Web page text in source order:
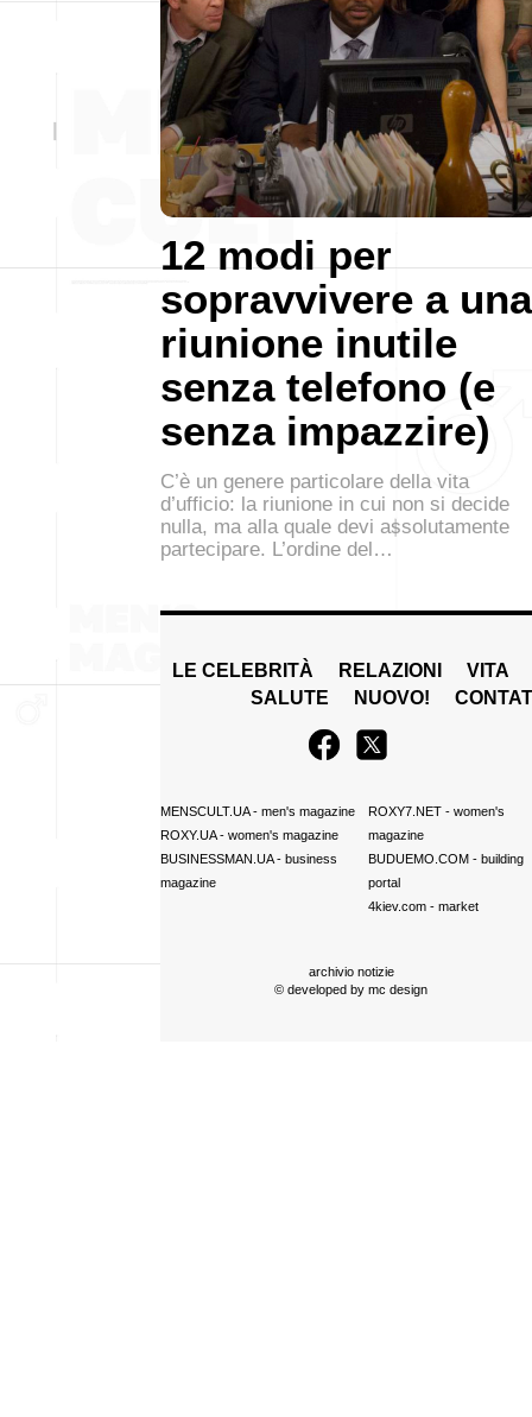
12 modi per
sopravvivere a una
riunione inutile
senza telefono (e
senza impazzire)
C’è un genere particolare della vita
d’ufficio: la riunione in cui non si decide
nulla, ma alla quale devi assolutamente
partecipare. L’ordine del…
LE CELEBRITÀ RELAZIONI
VITA
SALUTE
NUOVO!
MENSCULT.UA- men's magazine
ROXY.UA- women's magazine
BUSINESSMAN.UA- business
magazine
ROXY7.NET- women's
magazine
BUDUEMO.COM- building
portal
4kiev.com- market
archivio notizie
© developed by mc design